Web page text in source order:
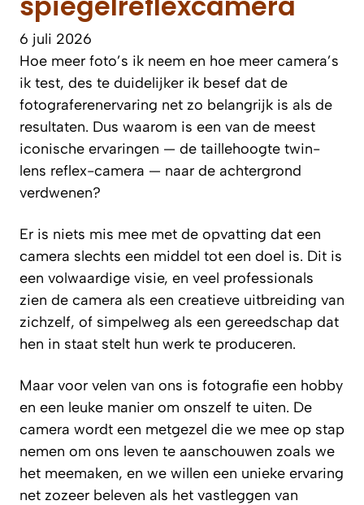
6 juli 2026
Hoe meer foto’s ik neem en hoe meer camera’s
ik test, des te duidelijker ik besef dat de
fotograferenervaring net zo belangrijk is als de
resultaten. Dus waarom is een van de meest
iconische ervaringen — de taillehoogte twin-
lens reflex-camera — naar de achtergrond
verdwenen?
Er is niets mis mee met de opvatting dat een
camera slechts een middel tot een doel is. Dit is
een volwaardige visie, en veel professionals
zien de camera als een creatieve uitbreiding van
zichzelf, of simpelweg als een gereedschap dat
hen in staat stelt hun werk te produceren.
Maar voor velen van ons is fotografie een hobby
en een leuke manier om onszelf te uiten. De
camera wordt een metgezel die we mee op stap
nemen om ons leven te aanschouwen zoals we
het meemaken, en we willen een unieke ervaring
net zozeer beleven als het vastleggen van